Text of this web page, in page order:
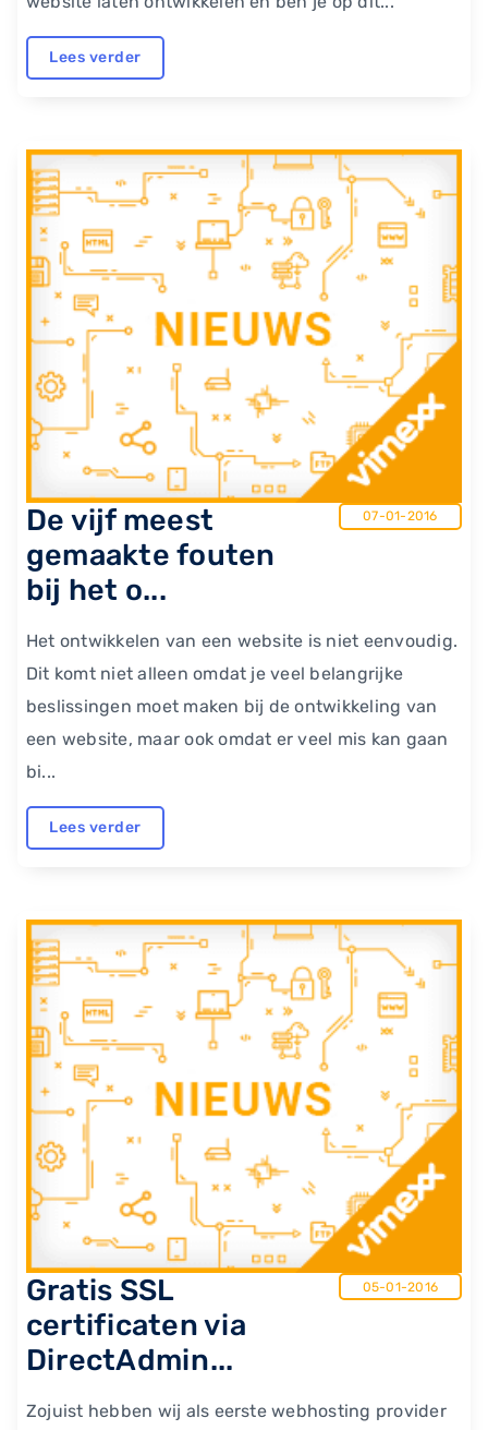
Lees verder
​De vijf meest
gemaakte fouten
bij het o...
07-01-2016
Het ontwikkelen van een website is niet eenvoudig.
Dit komt niet alleen omdat je veel belangrijke
beslissingen moet maken bij de ontwikkeling van
een website, maar ook omdat er veel mis kan gaan
bi...
Lees verder
Gratis SSL
certificaten via
DirectAdmin...
05-01-2016
Zojuist hebben wij als eerste webhosting provider